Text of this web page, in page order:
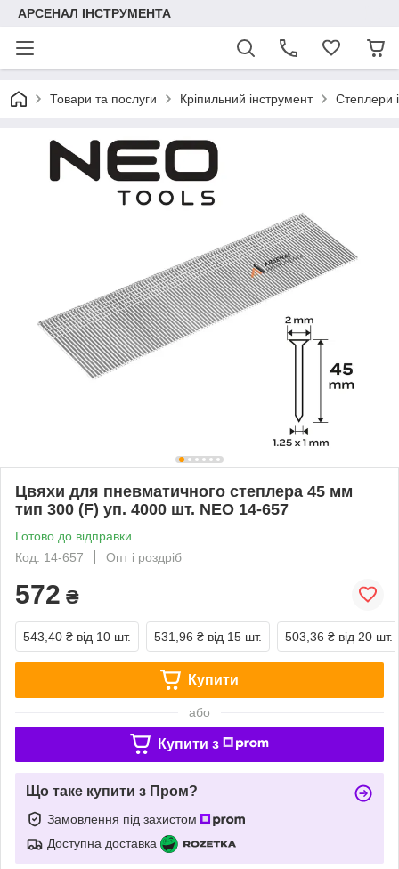
АРСЕНАЛ ІНСТРУМЕНТА
Товари та послуги Кріпильний інструмент Степлери
Цвяхи для пневматичного степлера 45 мм
тип 300 (F) уп. 4000 шт. NEO 14-657
Готово до відправки
Код: 14-657
Опт і роздріб
572 ₴
543,40 ₴ від 10 шт. 531,96 ₴ від 15 шт. 503,36 ₴ від 20 шт.
Купити
або
Купити з
Що таке купити з Пром?
Замовлення під захистом
Доступна доставка